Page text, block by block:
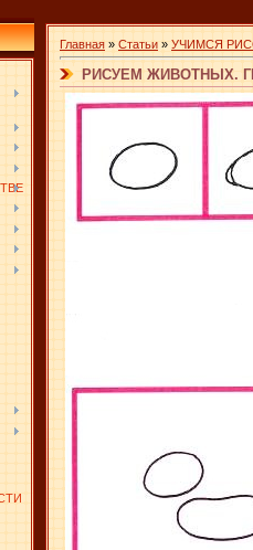
Главная » Статьи » УЧИМСЯ
РИСУЕМ ЖИВОТНЫХ.